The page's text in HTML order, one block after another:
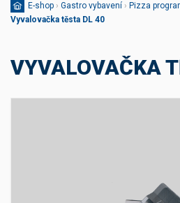
E-shop › Gastro vybavení › Pizza
Vyvalovačka těsta DL 40
VYVALOVAČKA